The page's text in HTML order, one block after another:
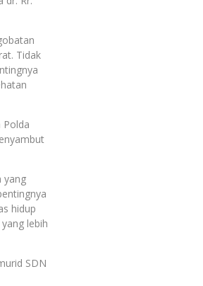
Tidak
Polda
yang
hidup
lebih
SDN